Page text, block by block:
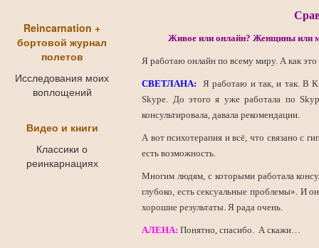
Reincarnation +
бортовой журнал
полетов
Исследования моих
воплощений
Видео и книги
Классики о
реинкарнациях
Живое или онлайн? Женщины или
Я работаю онлайн по всему миру. А как
СВЕТЛАНА: Я работаю и так, и так. В
Skype. До этого я уже работала по
консультировала, давала рекомендации.
А вот психотерапия и всё, что связано с
есть возможность.
Многим людям, с которыми работала
глубоко, есть сексуальные проблемы». И
хорошие результаты. Я рада очень.
АЛЕНА:Понятно, спасибо. А скажи…